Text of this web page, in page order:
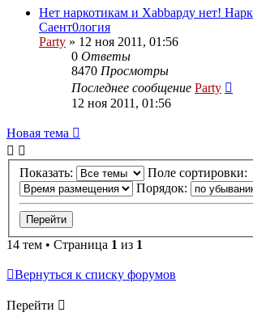
Нет наркотикам и Хаbbарду нет!
Саент0логия
Party » 12 ноя 2011, 01:56
0 Ответы
8470 Просмотры
Последнее сообщение Party
12 ноя 2011, 01:56
Новая
тема
Новая тема
Показать:
Поле сортировки:
Порядок:
14 тем • Страница 1 из 1
Вернуться к списку форумов
Перейти